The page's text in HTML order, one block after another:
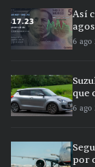
Así
6 ago
que
6 ago
por